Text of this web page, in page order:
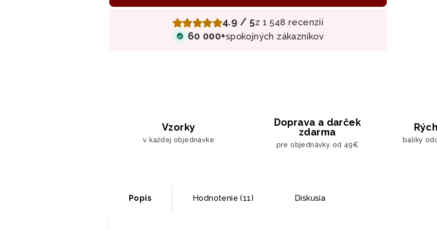
4.9 / 5z 1 548 recenzií
60 000+spokojných zákazníkov
Vzorky
v každej objednávke
Doprava a darček
zdarma
pre objednávky od 49€
balíky
Popis Hodnotenie (11) Diskusia